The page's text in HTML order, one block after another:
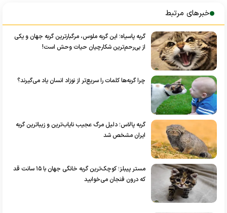
خبرهای مرتبط
گربه پا‌سیاه؛ این گربه ملوس، مرگبارترین گربه جهان و یکی
از بی‌رحم‌ترین شکارچیان حیات وحش است!
چرا گربه‌ها کلمات را سریع‌تر از نوزاد انسان یاد می‌گیرند؟
گربه پالاس؛ دلیل مرگ عجیب نایاب‌ترین و زیباترین گربه
ایران مشخص شد
مستر پیبلز؛ کوچک‌ترین گربه‌ خانگی جهان با ۱۵ سانت قد
که درون فنجان می‌خوابید